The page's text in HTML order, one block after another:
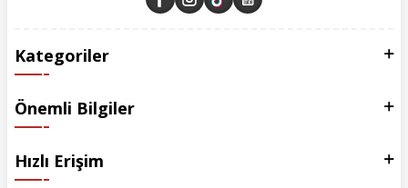
Kategoriler
Önemli Bilgiler
Hızlı Erişim